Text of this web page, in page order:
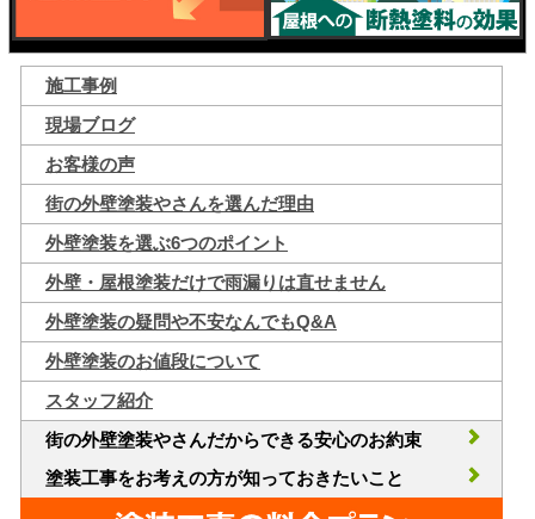
施工事例
現場ブログ
お客様の声
街の外壁塗装やさんを選んだ理由
外壁塗装を選ぶ6つのポイント
外壁・屋根塗装だけで雨漏りは直せません
外壁塗装の疑問や不安なんでもQ&A
外壁塗装のお値段について
スタッフ紹介
街の外壁塗装やさんだからできる安心のお約束
塗装工事をお考えの方が知っておきたいこと